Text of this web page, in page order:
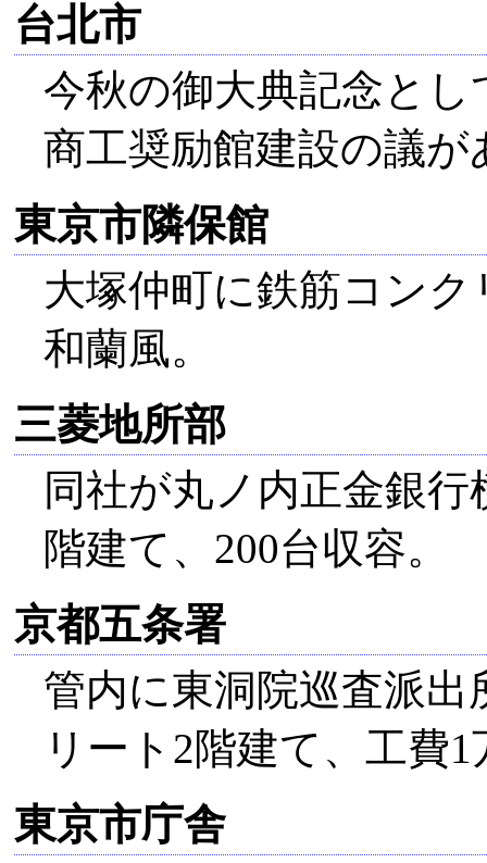
台北市
今秋の御大典記念と
商工奨励館建設の議が
東京市隣保館
大塚仲町に鉄筋コン
和蘭風。
三菱地所部
同社が丸ノ内正金銀
階建て、200台収容。
京都五条署
管内に東洞院巡査派
リート2階建て、工費1
東京市庁舎